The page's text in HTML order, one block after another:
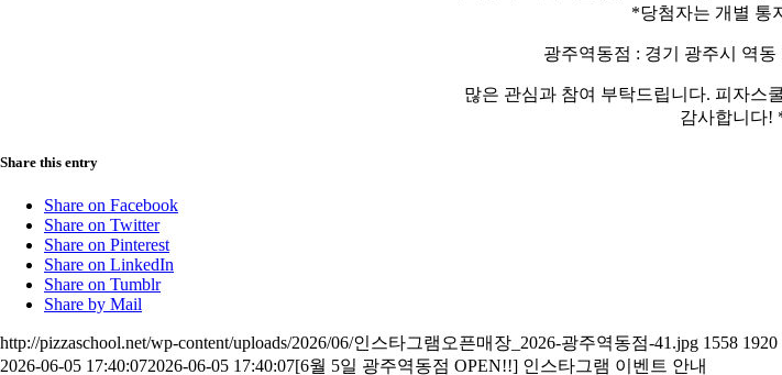
*당첨자는 개별 통
광주역동점 : 경기 광주시 역동
많은 관심과 참여 부탁드립니다. 피자스
감사합니다!
Share this entry
Share on Facebook
Share on Twitter
Share on Pinterest
Share on LinkedIn
Share on Tumblr
Share by Mail
http://pizzaschool.net/wp-content/uploads/2026/06/인스타그램오픈매장_2026-광주역동점-41.jpg 1558 1920
2026-06-05 17:40:072026-06-05 17:40:07[6월 5일 광주역동점 OPEN!!] 인스타그램 이벤트 안내